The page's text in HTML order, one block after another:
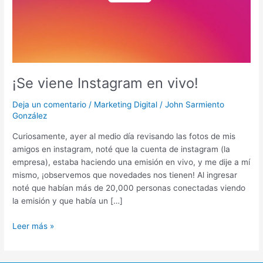
¡Se viene Instagram en vivo!
Deja un comentario / Marketing Digital /John Sarmiento
González
Curiosamente, ayer al medio día revisando las fotos de mis
amigos en instagram, noté que la cuenta de instagram (la
empresa), estaba haciendo una emisión en vivo, y me dije a mí
mismo, ¡observemos que novedades nos tienen! Al ingresar
noté que habían más de 20,000 personas conectadas viendo
la emisión y que había un […]
Leer más »